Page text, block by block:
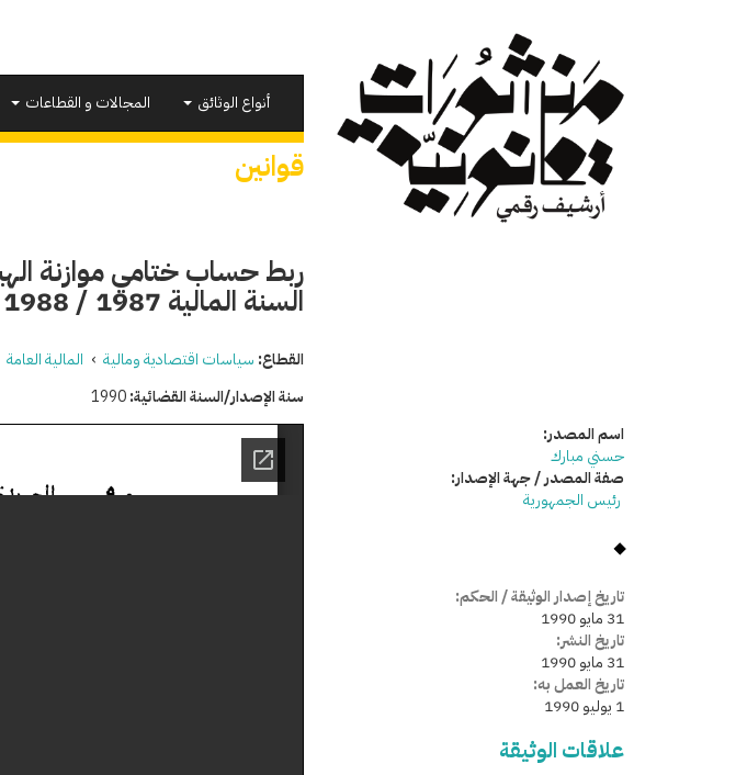
أنواع الوثائق المجالات و القطاعات
قوانين
ربط حساب ختامي موازنة
السنة المالية 1987 / 1988
القطاع: سياسات اقتصادية ومالية › المالية العامة
سنة الإصدار/السنة القضائية:1990
اسم المصدر:
حسني مبارك
صفة المصدر / جهة الإصدار:
رئيس الجمهورية
تاريخ إصدار الوثيقة / الحكم:
31 مايو 1990
تاريخ النشر:
31 مايو 1990
تاريخ العمل به:
1 يوليو 1990
علاقات الوثيقة